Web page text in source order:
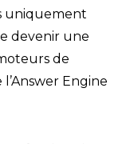
uniquement
devenir une
de
Engine